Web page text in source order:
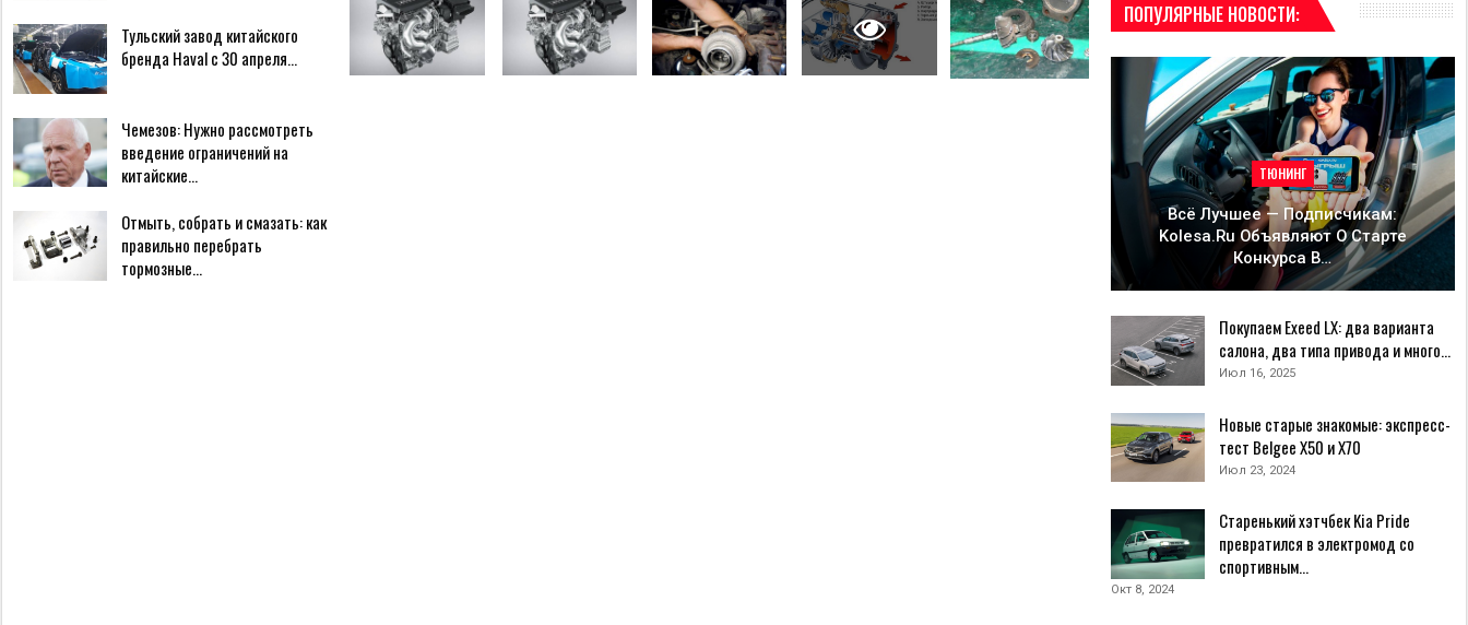
ПОПУЛЯРНЫЕ НОВОСТИ:
ТЮНИНГ
Всё Лучшее — Подписчикам:
Kolesa.ru Объявляют О Старте
Конкурса В…
Покупаем Exeed LX: два варианта
салона, два типа привода и много…
Июл 16, 2025
Новые старые знакомые: экспресс-
тест Belgee X50 и X70
Июл 23, 2024
Старенький хэтчбек Kia Pride
превратился в электромод со
спортивным…
Окт 8, 2024
Тульский завод китайского
бренда Haval с 30 апреля…
Чемезов: Нужно рассмотреть
введение ограничений на
китайские…
Отмыть, собрать и смазать: как
правильно перебрать
тормозные…